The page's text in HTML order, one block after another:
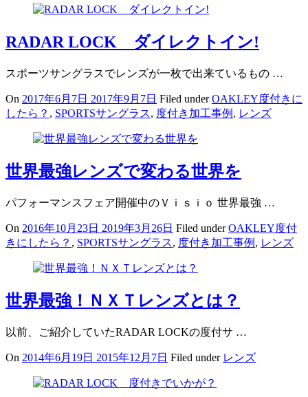
RADAR LOCK ダイレクトイン!
スポーツサングラスでレンズが一枚で出来ているもの …
On 2017年6月7日 2017年9月7日 Filed underOAKLEY度付きに
したら？ , SPORTSサングラス, 度付き加工事例 , レンズ
世界最強レンズで変わる世界を
パフォーマンスフェア開催中のＶｉｓｉｏ 世界最強 …
On 2016年10月23日 2019年3月26日 Filed underOAKLEY度付
きにしたら？ , SPORTSサングラス, 度付き加工事例 , レンズ
世界最強！ＮＸＴレンズとは？
以前、ご紹介していたRADAR LOCKの度付サ …
On 2014年6月19日 2015年12月7日 Filed under レンズ